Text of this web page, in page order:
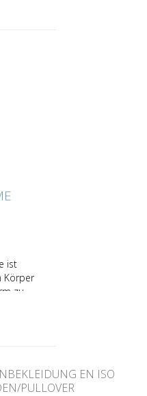
ist
Körper
zu
EN ISO
PULLOVER